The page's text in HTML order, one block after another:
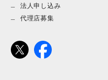
法人申し込み
代理店募集